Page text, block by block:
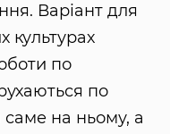
Варіант для
культурах
по
по
саме на ньому, а